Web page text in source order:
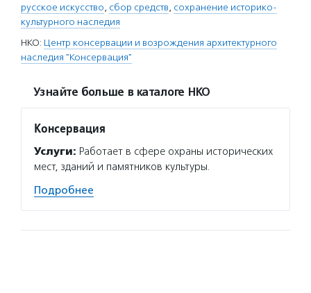
русское искусство, сбор средств, сохранение историко-
культурного наследия
НКО: Центр консервации и возрождения архитектурного
наследия "Консервация"
Узнайте больше в каталоге НКО
Консервация
Услуги: Работает в сфере охраны исторических
мест, зданий и памятников культуры.
Подробнее